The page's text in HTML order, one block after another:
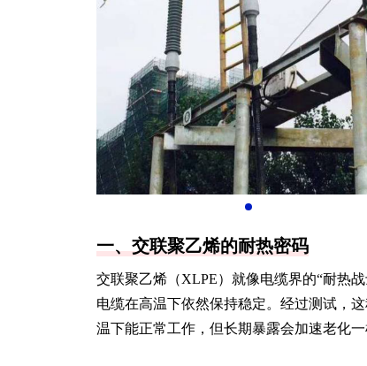
一、交联聚乙烯的耐热密码
交联聚乙烯（XLPE）就像电缆界的“耐热
电缆在高温下依然保持稳定。经过测试，
温下能正常工作，但长期暴露会加速老化